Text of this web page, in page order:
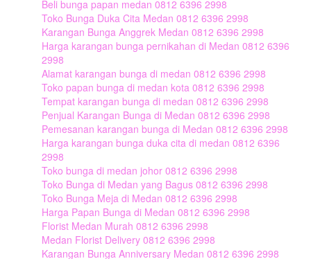
Beli bunga papan medan 0812 6396 2998
Toko Bunga Duka Cita Medan 0812 6396 2998
Karangan Bunga Anggrek Medan 0812 6396 2998
Harga karangan bunga pernikahan di Medan 0812 6396
2998
Alamat karangan bunga di medan 0812 6396 2998
Toko papan bunga di medan kota 0812 6396 2998
Tempat karangan bunga di medan 0812 6396 2998
Penjual Karangan Bunga di Medan 0812 6396 2998
Pemesanan karangan bunga di Medan 0812 6396 2998
Harga karangan bunga duka cita di medan 0812 6396
2998
Toko bunga di medan johor 0812 6396 2998
Toko Bunga di Medan yang Bagus 0812 6396 2998
Toko Bunga Meja di Medan 0812 6396 2998
Harga Papan Bunga di Medan 0812 6396 2998
Florist Medan Murah 0812 6396 2998
Medan Florist Delivery 0812 6396 2998
Karangan Bunga Anniversary Medan 0812 6396 2998